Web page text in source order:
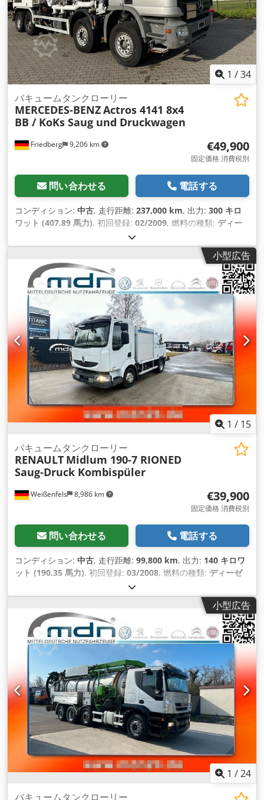
1 /34
Friedberg 9,206 km
バキュームタンクローリー
MERCEDES-BENZActros 4141 8x4
BB / KoKs Saug und Druckwagen
€49,900
固定価格 消費税別
問い合わせる 電話する
コンディション: 中古, 走行距離: 237,000 km, 出力: 300 キロ
ワット (407.89 馬力), 初回登録: 02/2009, 燃料の種類: ディー
41,000 kg（キログラム）
速方式:セミオートマチック, 排出クラス:ユーロ5, 製造年:
, 装備:ABS（アンチロック・ブレーキ・システム）, 電子
安定制御プログラム (ESP),
小型広告
1 / 15
Weißenfels 8,986 km
バキュームタンクローリー
RENAULT Midlum 190-7 RIONED
Saug-Druck Kombispüler
€39,900
固定価格 消費税別
問い合わせる 電話する
コンディション: 中古, 走行距離: 99,800 km, 出力: 140 キロワ
ット (190.35 馬力), 初回登録: 03/2008, 燃料の種類: ディーゼ
10,000 kg（キログラム）
白色, 変速方式:機械式, 排出クラス:ユーロ4, 装備:ABS（アン
チロック・ブレーキ・システム）, すすフィルター, エアコン,
小型広告
1 /24
バキュームタンクローリー